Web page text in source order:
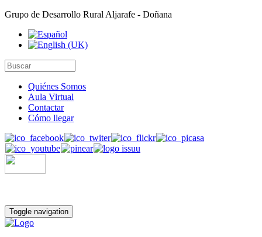
Grupo de Desarrollo Rural Aljarafe - Doñana
Quiénes Somos
Aula Virtual
Contactar
Cómo llegar
Toggle navigation